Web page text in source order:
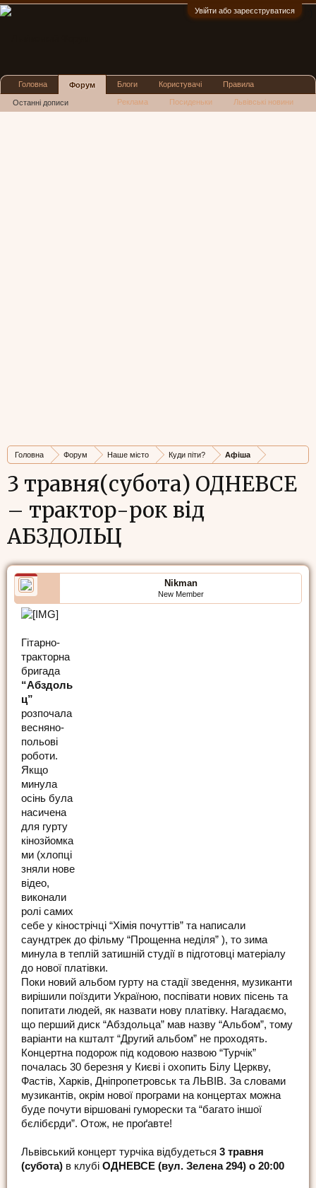
Увійти або зареєструватися
Головна Форум Наше місто Куди піти? Афіша
3 травня(субота) ОДНЕВСЕ
– трактор-рок від
АБЗДОЛЬЦ
Nikman
New Member
Гітарно-
тракторна
бригада
“Абздоль
ц”
розпочала
весняно-
польові
роботи.
Якщо
минула
осінь була
насичена
для гурту
кінозйомка
ми (хлопці
зняли нове
відео,
виконали
ролі самих
себе у кінострічці “Хімія почуттів” та написали
саундтрек до фільму “Прощенна неділя” ), то зима
минула в теплій затишній студії в підготовці матеріалу
до нової платівки.
Поки новий альбом гурту на стадії зведення, музиканти
вирішили поїздити Україною, поспівати нових пісень та
попитати людей, як назвати нову платівку. Нагадаємо,
що перший диск “Абздольца” мав назву “Альбом”, тому
варіанти на кшталт “Другий альбом” не проходять.
Концертна подорож під кодовою назвою “Турчік”
почалась 30 березня у Києві і охопить Білу Церкву,
Фастів, Харків, Дніпропетровськ та ЛЬВІВ. За словами
музикантів, окрім нової програми на концертах можна
буде почути віршовані гуморески та “багато іншої
бєлібєрди”. Отож, не проґавте!
Львівський концерт турчіка відбудеться 3 травня
(cубота) в клубі ОДНЕВСЕ (вул. Зелена 294) о 20:00
Головна Форум
Останні дописи
Блоги Користувачі Правила
Реклама Посиденьки Львівські новини